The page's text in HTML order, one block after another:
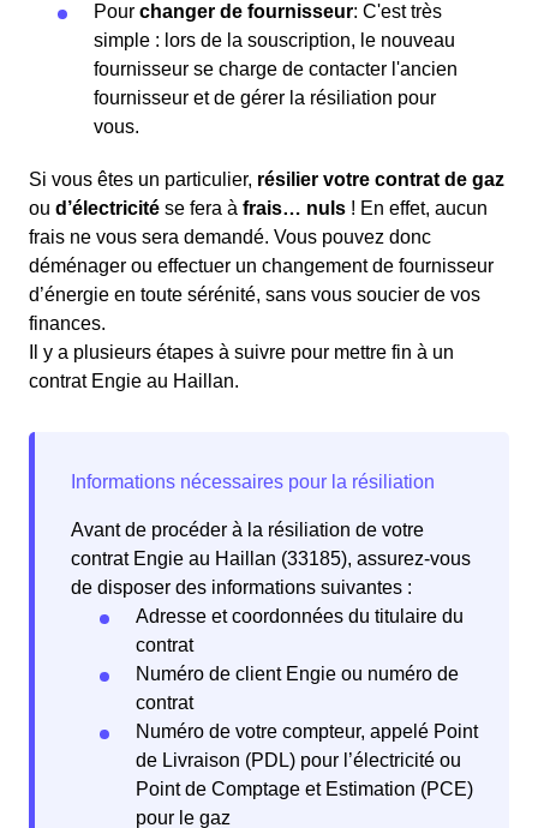
Pour changer de fournisseur: C'est très
simple : lors de la souscription, le nouveau
fournisseur se charge de contacter l'ancien
fournisseur et de gérer la résiliation pour
vous.
Si vous êtes un particulier, résilier votre contrat de gaz
ou d’électricité se fera à frais… nuls ! En effet, aucun
frais ne vous sera demandé. Vous pouvez donc
déménager ou effectuer un changement de fournisseur
d’énergie en toute sérénité, sans vous soucier de vos
finances.
Il y a plusieurs étapes à suivre pour mettre fin à un
contrat Engie au Haillan.
Avant de procéder à la résiliation de votre
contrat Engie au Haillan (33185), assurez-vous
de disposer des informations suivantes :
Adresse et coordonnées du titulaire du
contrat
Numéro de client Engie ou numéro de
contrat
Numéro de votre compteur, appelé Point
de Livraison (PDL) pour l’électricité ou
Point de Comptage et Estimation (PCE)
pour le gaz